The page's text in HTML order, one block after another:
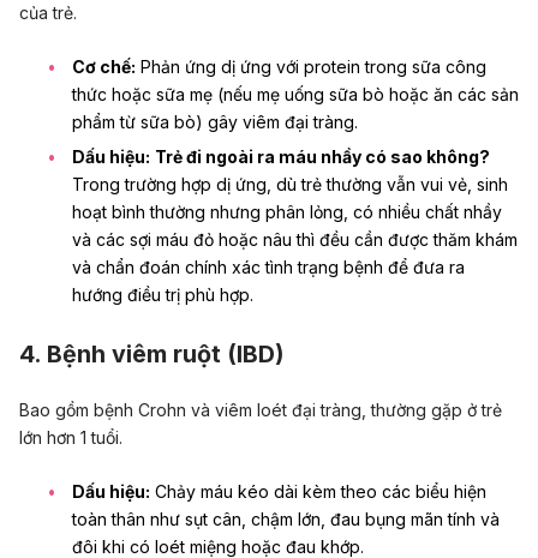
của trẻ.
Cơ chế: Phản ứng dị ứng với protein trong sữa công
thức hoặc sữa mẹ (nếu mẹ uống sữa bò hoặc ăn các sản
phẩm từ sữa bò) gây viêm đại tràng.
Dấu hiệu: Trẻ đi ngoài ra máu nhầy có sao không?
Trong trường hợp dị ứng, dù trẻ thường vẫn vui vẻ, sinh
hoạt bình thường nhưng phân lỏng, có nhiều chất nhầy
và các sợi máu đỏ hoặc nâu thì đều cần được thăm khám
và chẩn đoán chính xác tình trạng bệnh để đưa ra
hướng điều trị phù hợp.
4. Bệnh viêm ruột (IBD)
Bao gồm bệnh Crohn và viêm loét đại tràng, thường gặp ở trẻ
lớn hơn 1 tuổi.
Dấu hiệu: Chảy máu kéo dài kèm theo các biểu hiện
toàn thân như sụt cân, chậm lớn, đau bụng mãn tính và
đôi khi có loét miệng hoặc đau khớp.